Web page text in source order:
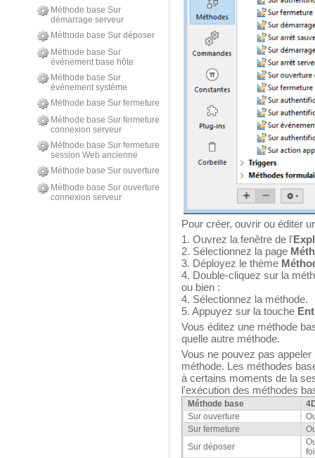
Méthode base Sur
démarrage serveur
Méthode base Sur déposer
Méthode base Sur
événement base hôte
Méthode base Sur
événement système
Méthode base Sur fermeture
Méthode base Sur fermeture
connexion serveur
Méthode base Sur fermeture
session Web ancienne
Méthode base Sur ouverture
Méthode base Sur ouverture
connexion serveur
Pour créer, ouvrir ou éditer
1. Ouvrez la fenêtre de l'
2. Sélectionnez la page
3. Déployez le thème
4. Double-cliquez sur la
ou bien :
4. Sélectionnez la méthode.
5. Appuyez sur la touche
Vous éditez une méthode
quelle autre méthode.
Vous ne pouvez pas
méthode. Les méthodes
à certains moments de la
l'exécution des méthodes
Méthode base
Sur ouverture
Sur fermeture
Sur déposer